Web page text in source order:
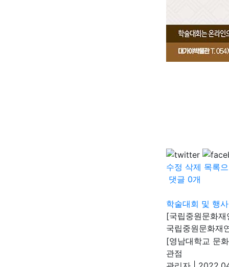
수정 삭제 목록
댓글 0개
학술대회 및 행사
[국립중원문화
국립중원문화재
[영남대학교 문
관점